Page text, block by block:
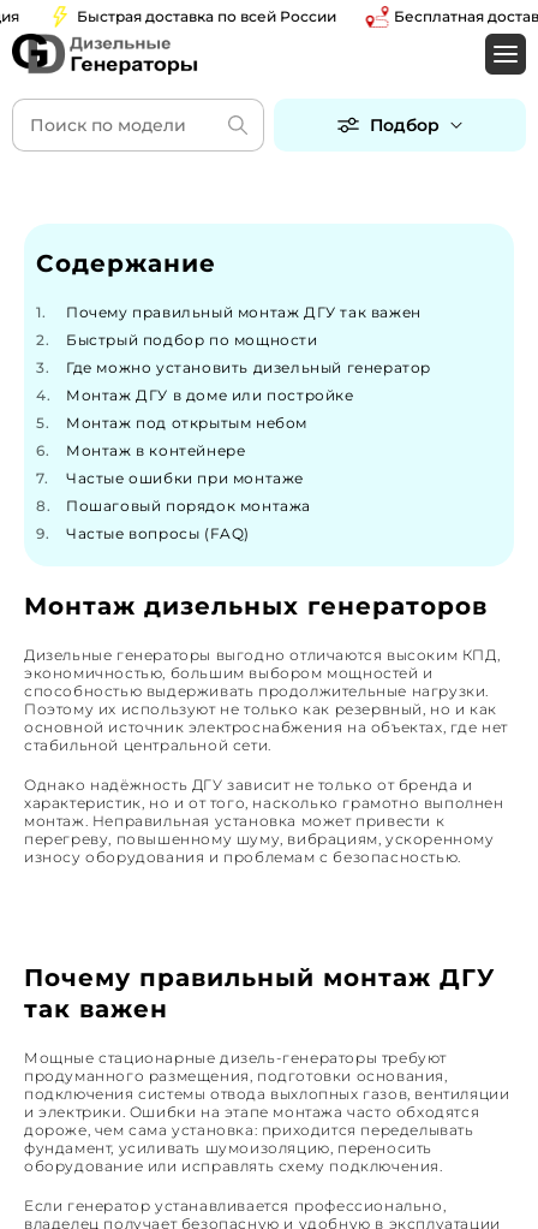
Быстрая доставка по всей России Бесплатная
Подбор
Содержание
Почему правильный монтаж ДГУ так важен
Быстрый подбор по мощности
Где можно установить дизельный генератор
Монтаж ДГУ в доме или постройке
Монтаж под открытым небом
Монтаж в контейнере
Частые ошибки при монтаже
Пошаговый порядок монтажа
Частые вопросы (FAQ)
Монтаж дизельных генераторов
Дизельные генераторы выгодно отличаются высоким КПД,
экономичностью, большим выбором мощностей и
способностью выдерживать продолжительные нагрузки.
Поэтому их используют не только как резервный, но и как
основной источник электроснабжения на объектах, где нет
стабильной центральной сети.
Однако надёжность ДГУ зависит не только от бренда и
характеристик, но и от того, насколько грамотно выполнен
монтаж. Неправильная установка может привести к
перегреву, повышенному шуму, вибрациям, ускоренному
износу оборудования и проблемам с безопасностью.
Почему правильный монтаж ДГУ
так важен
Мощные стационарные дизель-генераторы требуют
продуманного размещения, подготовки основания,
подключения системы отвода выхлопных газов, вентиляции
и электрики. Ошибки на этапе монтажа часто обходятся
дороже, чем сама установка: приходится переделывать
фундамент, усиливать шумоизоляцию, переносить
оборудование или исправлять схему подключения.
Если генератор устанавливается профессионально,
владелец получает безопасную и удобную в эксплуатации